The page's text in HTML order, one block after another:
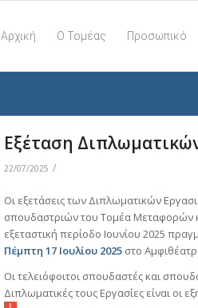
Αρχική Ο Τομέας Προσωπικό
Εξέταση
22/07/2025 /
Οι εξετάσεις των Διπλωματικών
σπουδαστριών του Τομέα Μεταφορών
εξεταστική περίοδο Iουνίου 2025
Πέμπτη 17 Ιουλίου 2025 στο
Οι τελειόφοιτοι σπουδαστές και
Διπλωματικές τους Εργασίες είναι οι